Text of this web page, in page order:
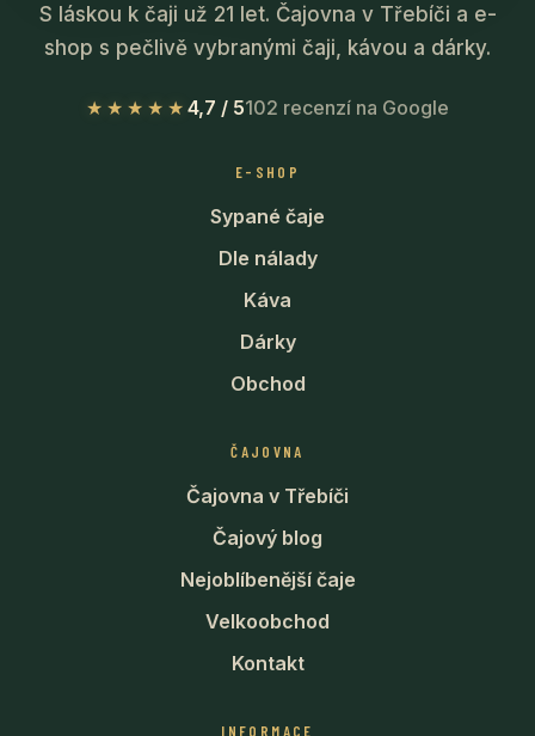
S láskou k čaji už 21 let. Čajovna v Třebíči a e-
shop s pečlivě vybranými čaji, kávou a dárky.
★★★★★ 4,7 / 5102 recenzí na Google
E-SHOP
Sypané čaje
Dle nálady
Káva
Dárky
Obchod
ČAJOVNA
Čajovna v Třebíči
Čajový blog
Nejoblíbenější čaje
Velkoobchod
Kontakt
INFORMACE